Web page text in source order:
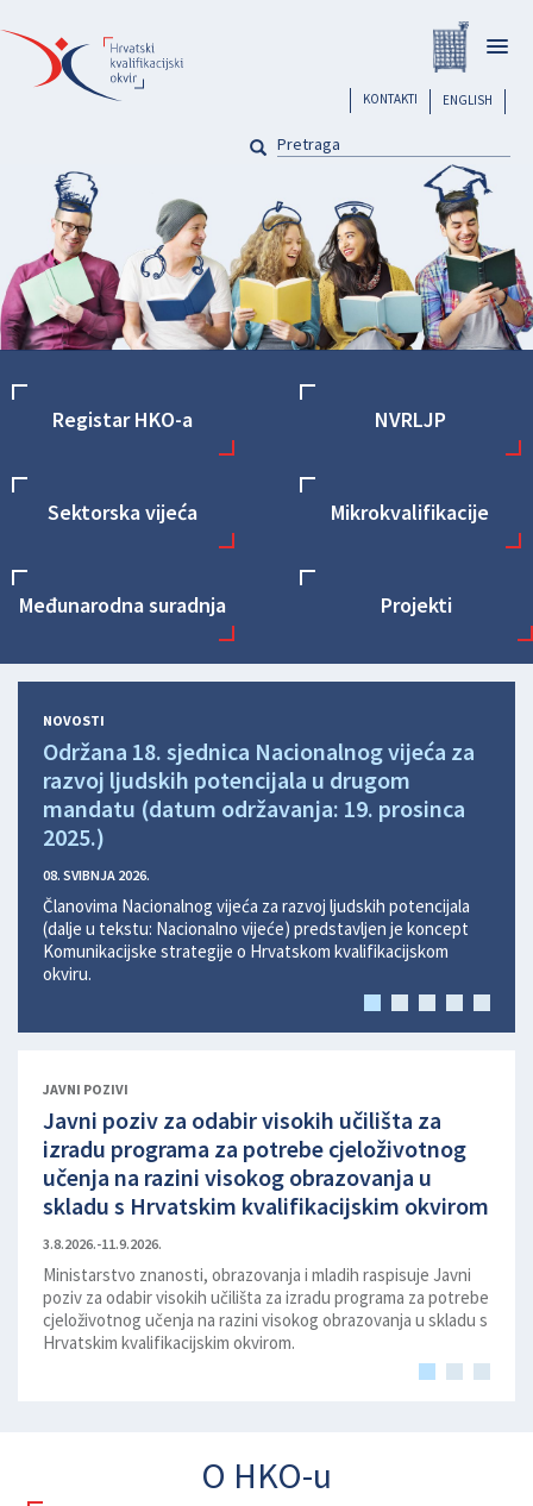
na
glavni
sadržaj
ENGLISH
header
KONTAKTI
PRETRAGA
FrontRegistar HKO-a NVRLJP
Sektorska vijeća Mikrokvalifikacije
Međunarodna suradnja Projekti
NOVOSTI
Održana 18. sjednica Nacionalnog vijeća za
razvoj ljudskih potencijala u drugom
mandatu (datum održavanja: 19. prosinca
2025.)
08. SVIBNJA 2026.
Članovima Nacionalnog vijeća za razvoj ljudskih potencijala
(dalje u tekstu: Nacionalno vijeće) predstavljen je koncept
Komunikacijske strategije o Hrvatskom kvalifikacijskom
okviru.
JAVNI POZIVI
Javni poziv za odabir visokih učilišta za
izradu programa za potrebe cjeloživotnog
učenja na razini visokog obrazovanja u
skladu s Hrvatskim kvalifikacijskim okvirom
3.8.2026.-11.9.2026.
Ministarstvo znanosti, obrazovanja i mladih raspisuje Javni
poziv za odabir visokih učilišta za izradu programa za potrebe
cjeloživotnog učenja na razini visokog obrazovanja u skladu s
Hrvatskim kvalifikacijskim okvirom.
O HKO-u